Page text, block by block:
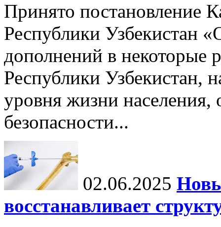
Принято постановление
Республики Узбекистан
дополнений в некоторые
Республики Узбекистан,
уровня жизни населения,
безопасности...
02.06.2025
восстанавливает